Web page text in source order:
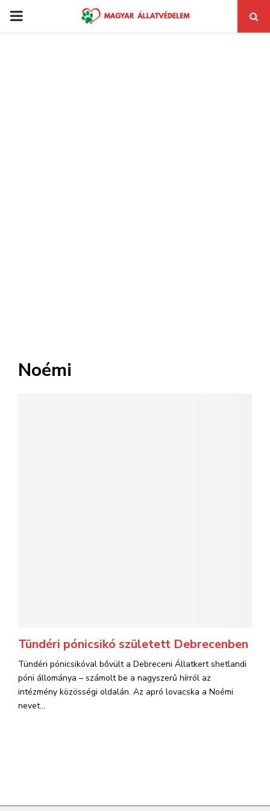
PRIMARY
Noémi
Tündéri pónicsikó született Debrecenben
Tündéri pónicsikóval bővült a Debreceni Állatkert shetlandi
póni állománya – számolt be a nagyszerű hírról az
intézmény közösségi oldalán. Az apró lovacska a Noémi
nevet...